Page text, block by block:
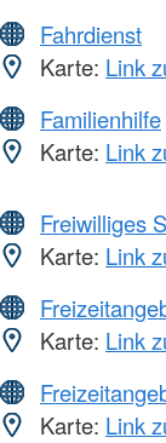
Fahrdienst
Karte: Link
Familienhilfe
Karte: Link
Freiwilliges
Karte: Link
Karte: Link
Karte: Link